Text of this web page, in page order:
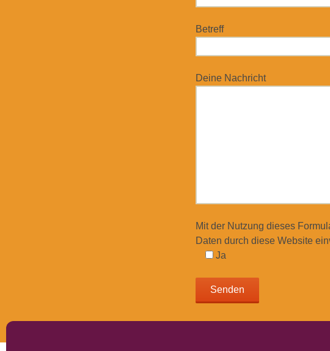
Betreff
Deine Nachricht
Mit der Nutzung dieses
Daten durch diese Website
Ja